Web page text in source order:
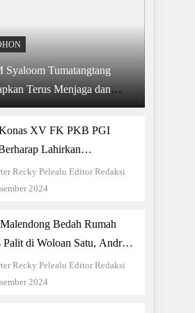
Syaloom Tumatangtang
Terus Menjaga dan
Keharmonisan
XV FK PKB PGI
Lahirkan
Bermanfaat Bagi
Gereja
Recky Pelealu Editor Redaksi
2024
Bedah Rumah
Palit di Woloan Satu, Andre
Libatkan Semua Elemen
Recky Pelealu Editor Redaksi
2024